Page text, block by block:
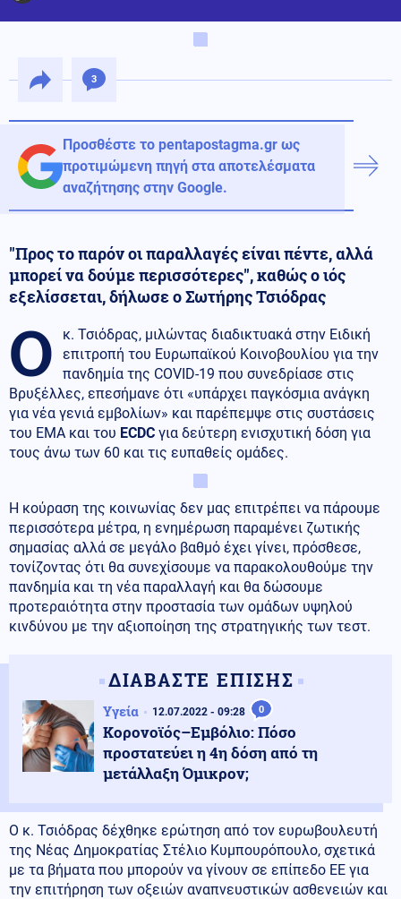
3
Προσθέστε το pentapostagma.gr ως
προτιμώμενη πηγή στα αποτελέσματα
αναζήτησης στην Google.
"Προς το παρόν οι παραλλαγές είναι πέντε, αλλά
μπορεί να δούμε περισσότερες", καθώς ο ιός
εξελίσσεται, δήλωσε ο Σωτήρης Τσιόδρας
Ο
κ. Τσιόδρας, μιλώντας διαδικτυακά στην Ειδική
επιτροπή του Ευρωπαϊκού Κοινοβουλίου για την
πανδημία της COVID-19 που συνεδρίασε στις
Βρυξέλλες, επεσήμανε ότι «υπάρχει παγκόσμια ανάγκη
για νέα γενιά εμβολίων» και παρέπεμψε στις συστάσεις
του EMA και του ECDC για δεύτερη ενισχυτική δόση για
τους άνω των 60 και τις ευπαθείς ομάδες.
Η κούραση της κοινωνίας δεν μας επιτρέπει να πάρουμε
περισσότερα μέτρα, η ενημέρωση παραμένει ζωτικής
σημασίας αλλά σε μεγάλο βαθμό έχει γίνει, πρόσθεσε,
τονίζοντας ότι θα συνεχίσουμε να παρακολουθούμε την
πανδημία και τη νέα παραλλαγή και θα δώσουμε
προτεραιότητα στην προστασία των ομάδων υψηλού
κινδύνου με την αξιοποίηση της στρατηγικής των τεστ.
ΔΙΑΒΑΣΤΕ ΕΠΙΣΗΣ
Υγεία 12.07.2022 - 09:28 0
Κορονοϊός–Εμβόλιο: Πόσο
προστατεύει η 4η δόση από τη
μετάλλαξη Όμικρον;
Ο κ. Τσιόδρας δέχθηκε ερώτηση από τον ευρωβουλευτή
της Νέας Δημοκρατίας Στέλιο Κυμπουρόπουλο, σχετικά
με τα βήματα που μπορούν να γίνουν σε επίπεδο ΕΕ για
την επιτήρηση των οξειών αναπνευστικών ασθενειών και